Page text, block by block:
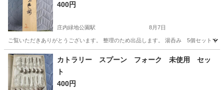
400円
庄内緑地公園駅 8月7日
ご覧いただきありがとうございます。 整理のため出品します。 湯呑み 5個セットで
愛知 名古屋市 庄内緑地公園駅
カトラリー スプーン フォーク 未使用 セッ
ト
400円